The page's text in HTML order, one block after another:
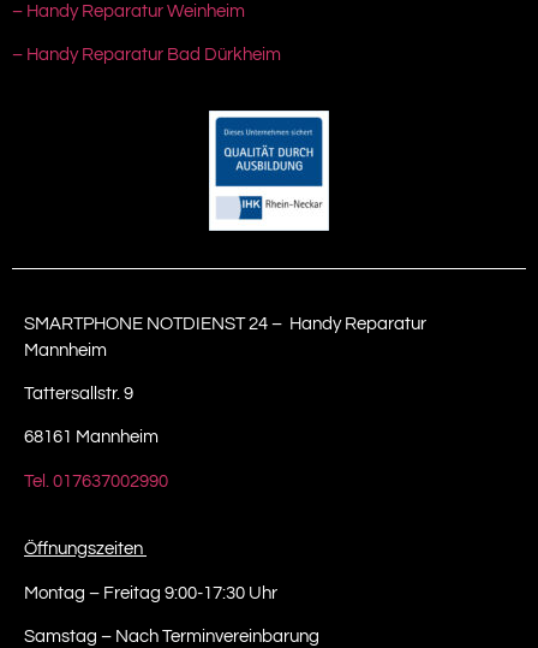
– Handy Reparatur Weinheim
– Handy Reparatur Bad Dürkheim
SMARTPHONE NOTDIENST 24 – Handy Reparatur
Mannheim
Tattersallstr. 9
68161 Mannheim
Tel. 017637002990
Öffnungszeiten
Montag – Freitag 9:00-17:30 Uhr
Samstag – Nach Terminvereinbarung